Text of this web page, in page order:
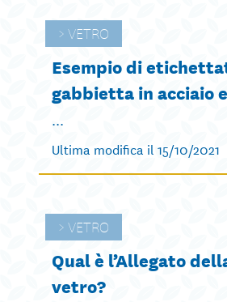
VETRO
Esempio di
gabbietta in acciaio
...
Ultima modifica il 15/10/2021
VETRO
Qual è l’Allegato
vetro?